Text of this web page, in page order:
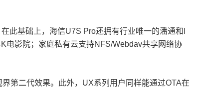
此基础上，海信U7S Pro还拥有行业唯一的潘通和I
电影院；家庭私有云支持NFS/Webdav共享网络协
第二代效果。此外，UX系列用户同样能通过OTA在